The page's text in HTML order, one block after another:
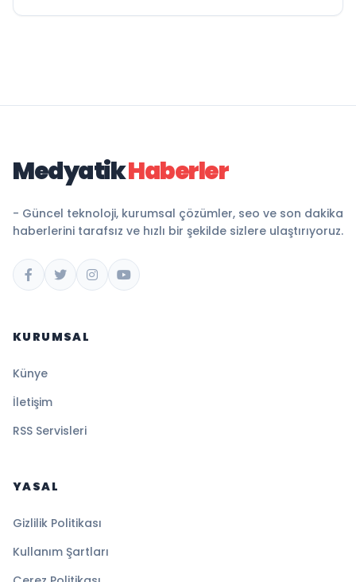
MedyatikHaberler
- Güncel teknoloji, kurumsal çözümler, seo ve son dakika
haberlerini tarafsız ve hızlı bir şekilde sizlere ulaştırıyoruz.
KURUMSAL
Künye
İletişim
RSS Servisleri
YASAL
Gizlilik Politikası
Kullanım Şartları